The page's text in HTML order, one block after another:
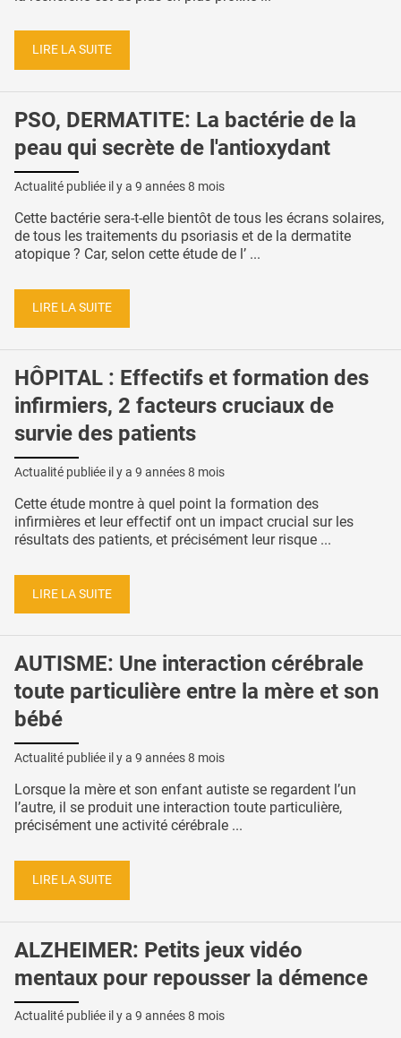
LIRE LA SUITE
PSO, DERMATITE: La bactérie de la
peau qui secrète de l'antioxydant
Actualité publiée il y a 9 années 8 mois
Cette bactérie sera-t-elle bientôt de tous les écrans solaires,
de tous les traitements du psoriasis et de la dermatite
atopique ? Car, selon cette étude de l’ ...
LIRE LA SUITE
HÔPITAL : Effectifs et formation des
infirmiers, 2 facteurs cruciaux de
survie des patients
Actualité publiée il y a 9 années 8 mois
Cette étude montre à quel point la formation des
infirmières et leur effectif ont un impact crucial sur les
résultats des patients, et précisément leur risque ...
LIRE LA SUITE
AUTISME: Une interaction cérébrale
toute particulière entre la mère et son
bébé
Actualité publiée il y a 9 années 8 mois
Lorsque la mère et son enfant autiste se regardent l’un
l’autre, il se produit une interaction toute particulière,
précisément une activité cérébrale ...
LIRE LA SUITE
ALZHEIMER: Petits jeux vidéo
mentaux pour repousser la démence
Actualité publiée il y a 9 années 8 mois